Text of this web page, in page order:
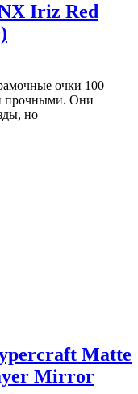
Iriz Red
очки 100
прочными. Они
но
Matte
Mirror